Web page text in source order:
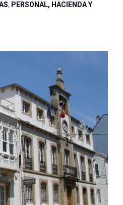
, PERSONAL, HACIENDA Y